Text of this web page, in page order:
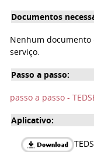
Documentos
Nenhum documento
serviço.
Passo a passo:
passo a passo -
Aplicativo: